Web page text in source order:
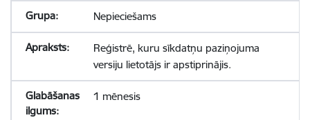
Nepieciešams
Reģistrē, kuru sīkdatņu paziņojuma
versiju lietotājs ir apstiprinājis.
1 mēnesis